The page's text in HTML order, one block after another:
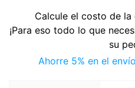
Calcule el costo de la
¡Para eso todo lo que
su
Ahorre 5% en el